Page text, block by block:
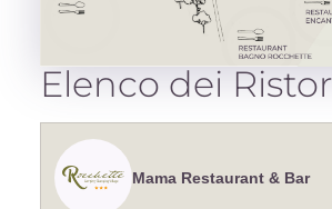
Elenco dei
Mama Restaurant & Bar